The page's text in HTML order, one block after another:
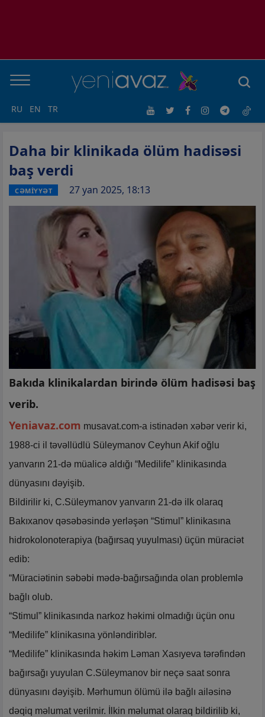
RU EN TR
Daha bir klinikada ölüm hadisəsi
baş verdi
CƏMİYYƏT 27 yan 2025, 18:13
Bakıda klinikalardan birində ölüm hadisəsi baş
verib.
Yeniavaz.com musavat.com-a istinadən xəbər verir ki,
1988-ci il təvəllüdlü Süleymanov Ceyhun Akif oğlu
yanvarın 21-də müalicə aldığı “Medilife” klinikasında
dünyasını dəyişib.
Bildirilir ki, C.Süleymanov yanvarın 21-də ilk olaraq
Bakıxanov qəsəbəsində yerləşən “Stimul” klinikasına
hidrokolonoterapiya (bağırsaq yuyulması) üçün müraciət
edib:
“Müraciətinin səbəbi mədə-bağırsağında olan problemlə
bağlı olub.
“Stimul” klinikasında narkoz həkimi olmadığı üçün onu
“Medilife” klinikasına yönləndiriblər.
“Medilife” klinikasında həkim Ləman Xasıyeva tərəfindən
bağırsağı yuyulan C.Süleymanov bir neçə saat sonra
dünyasını dəyişib. Mərhumun ölümü ilə bağlı ailəsinə
dəqiq məlumat verilmir. İlkin məlumat olaraq bildirilib ki,